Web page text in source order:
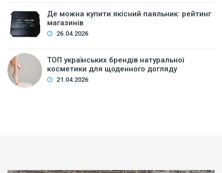
Де можна купити якісний паяльник: рейтинг
магазинів
26.04.2026
ТОП українських брендів натуральної
косметики для щоденного догляду
21.04.2026